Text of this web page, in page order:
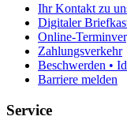
Ihr Kontakt zu
Digitaler
Online-
Zahlungsverkehr
Beschwerden •
Barriere melden
Service